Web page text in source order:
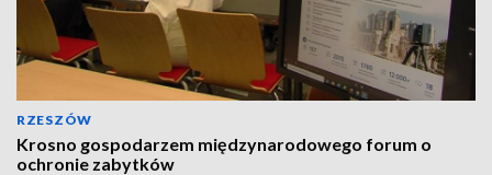
RZESZÓW
Krosno gospodarzem międzynarodowego forum o
ochronie zabytków